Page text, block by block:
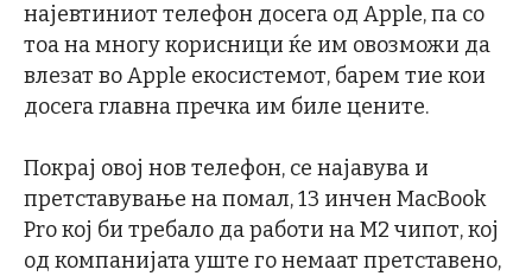
најевтиниот телефон досега од Apple, па со
тоа на многу корисници ќе им овозможи да
влезат во Apple екосистемот, барем тие кои
досега главна пречка им биле цените.
Покрај овој нов телефон, се најавува и
претставување на помал, 13 инчен MacBook
Pro кој би требало да работи на M2 чипот, кој
од компанијата уште го немаат претставено,